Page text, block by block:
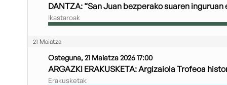
DANTZA: “San Juan bezperako suaren
Ikastaroak
21 Maiatza
Osteguna, 21 Maiatza 2026 17:00
ARGAZKI ERAKUSKETA: Argizaiola Trofeoa
Erakusketak